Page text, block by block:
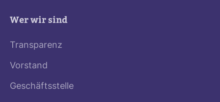
Wer wir sind
Transparenz
Vorstand
Geschäftsstelle